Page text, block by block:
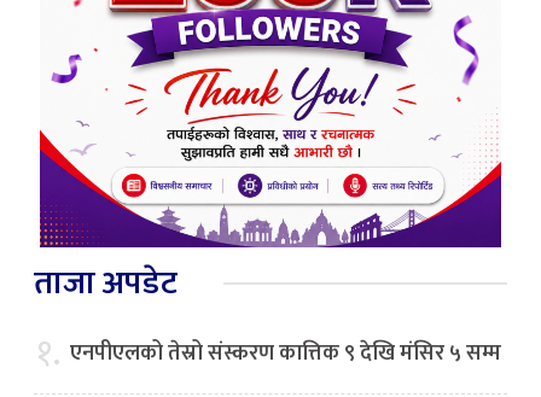
ताजा अपडेट
१. एनपीएलको तेस्रो संस्करण कात्तिक ९ देखि मंसिर ५ सम्म